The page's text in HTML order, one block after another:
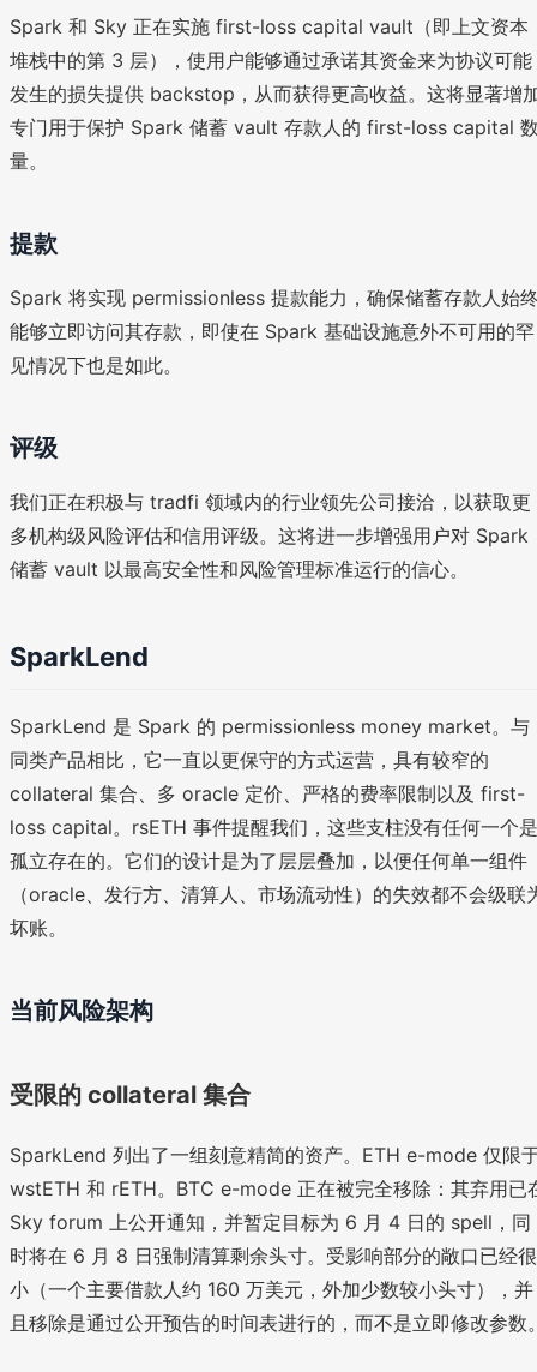
Spark 和 Sky 正在实施 first-loss capital vault（即上文资本
堆栈中的第 3 层），使用户能够通过承诺其资金来为协议可能
发生的损失提供 backstop，从而获得更高收益。这将显著增
专门用于保护 Spark 储蓄 vault 存款人的 first-loss capital
量。
提款
Spark 将实现 permissionless 提款能力，确保储蓄存款人始
能够立即访问其存款，即使在 Spark 基础设施意外不可用的罕
见情况下也是如此。
评级
我们正在积极与 tradfi 领域内的行业领先公司接洽，以获取更
多机构级风险评估和信用评级。这将进一步增强用户对 Spark
储蓄 vault 以最高安全性和风险管理标准运行的信心。
SparkLend
SparkLend 是 Spark 的 permissionless money market。与
同类产品相比，它一直以更保守的方式运营，具有较窄的
collateral 集合、多 oracle 定价、严格的费率限制以及 first-
loss capital。rsETH 事件提醒我们，这些支柱没有任何一个是
孤立存在的。它们的设计是为了层层叠加，以便任何单一组件
（oracle、发行方、清算人、市场流动性）的失效都不会级联
坏账。
当前风险架构
受限的 collateral 集合
SparkLend 列出了一组刻意精简的资产。ETH e-mode 仅限
wstETH 和 rETH。BTC e-mode 正在被完全移除：其弃用已
Sky forum 上公开通知，并暂定目标为 6 月 4 日的 spell，同
时将在 6 月 8 日强制清算剩余头寸。受影响部分的敞口已经很
小（一个主要借款人约 160 万美元，外加少数较小头寸），并
且移除是通过公开预告的时间表进行的，而不是立即修改参数